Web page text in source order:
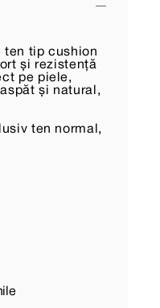
ten tip cushion
și rezistență
pe piele,
și natural,
ten normal,